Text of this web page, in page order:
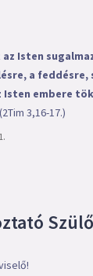
az Isten
a feddésre,
Isten embere
(2Tim 3,16-17.)